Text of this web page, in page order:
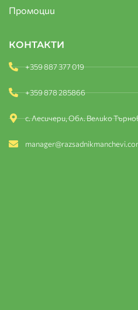
Промоции
КОНТАКТИ
+359 887 377 019
+359 878 285866
с. Лесичери, Обл. Велико